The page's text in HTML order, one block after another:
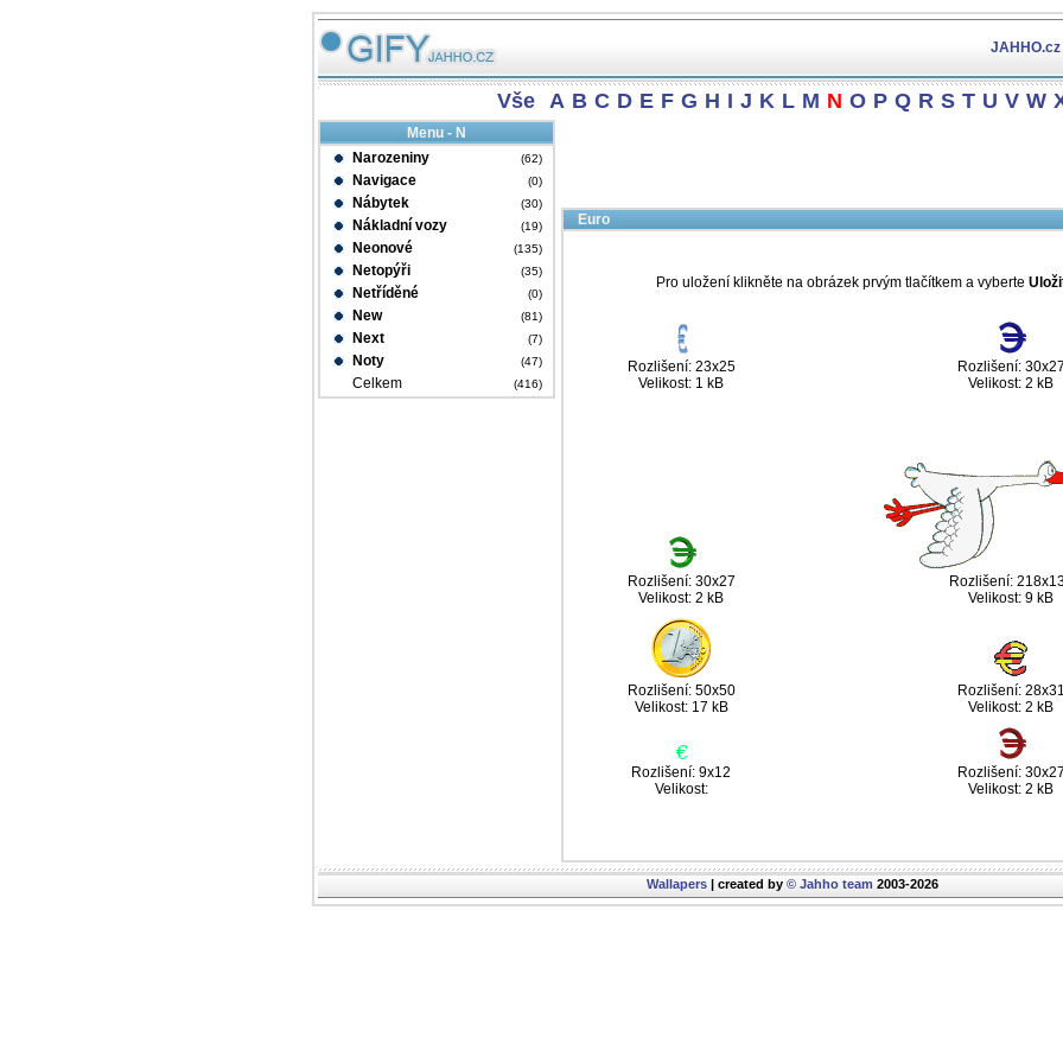
JAHHO.cz
Vše A B C D E F G H I J K L M N O P Q R S T U V W
Menu - N
Narozeniny
(62)
Navigace (0)
Nábytek (30)
Nákladní vozy (19)
Neonové (135)
Netopýři (35)
Netříděné (0)
New (81)
Next (7)
Noty (47)
Celkem (416)
Euro
Pro uložení klikněte na obrázek prvým tlačítkem a vyberte
Rozlišení: 23x25
Velikost: 1 kB
Rozlišení: 30x27
Velikost: 2 kB
Rozlišení: 30x27
Velikost: 2 kB
Rozlišení:
Velikost: 9 kB
Rozlišení: 50x50
Velikost: 17 kB
Rozlišení: 28x31
Velikost: 2 kB
Rozlišení: 9x12
Velikost:
Rozlišení: 30x27
Velikost: 2 kB
Wallapers | created by © Jahho team 2003-2026